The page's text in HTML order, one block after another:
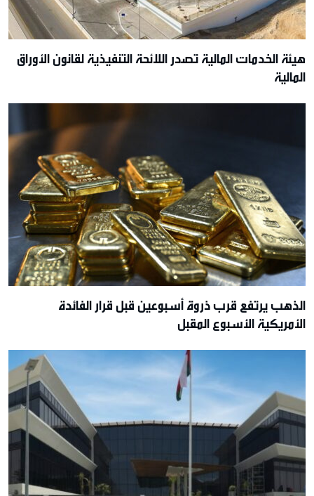
هيئة الخدمات المالية تصدر اللائحة التنفيذية لقانون الأوراق
المالية
الذهب يرتفع قرب ذروة أسبوعين قبل قرار الفائدة
الأمريكية الأسبوع المقبل